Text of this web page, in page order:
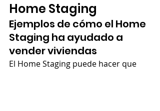
Home Staging
Ejemplos de cómo el Home
Staging ha ayudado a
vender viviendas
El Home Staging puede hacer que